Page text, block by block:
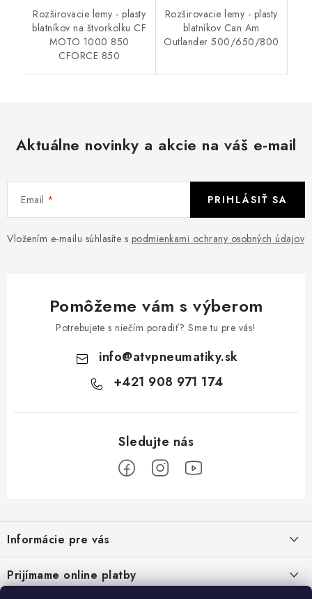
Rozširovacie lemy - plasty
blatníkov na štvorkolku CF
MOTO 1000 850
CFORCE 850
Rozširovacie lemy - plasty
blatníkov Can Am
Outlander 500/650/800
Aktuálne novinky a akcie na váš e-mail
Email
Vložením e-mailu súhlasíte s podmienkami ochrany osobných údajov
PRIHLÁSIŤ SA
Pomôžeme vám s výberom
Potrebujete s niečím poradiť? Sme tu pre vás!
info@atvpneumatiky.sk
+421 908 971 174
p
ä
t
Informácie pre vás
Prijímame online platby